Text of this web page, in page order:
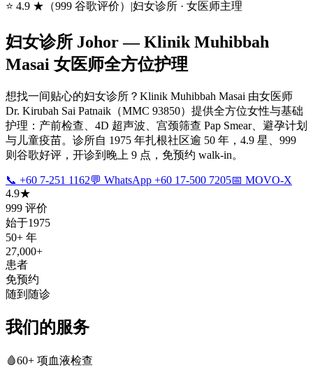
⭐ 4.9 ★（999 谷歌评价） |妇女诊所 · 女医师主理
妇女诊所 Johor — Klinik Muhibbah
Masai 女医师全方位护理
想找一间贴心的妇女诊所？Klinik Muhibbah Masai 由女医师
Dr. Kirubah Sai Patnaik（MMC 93850）提供全方位女性与基础
护理：产前检查、4D 超声波、宫颈筛查 Pap Smear、避孕计划
与儿童疫苗。诊所自 1975 年扎根社区逾 50 年，4.9 星、999
则谷歌好评，开诊到晚上 9 点，免预约 walk-in。
📞 +60 7-251 1162💬 WhatsApp +60 17-500 7205📅 MOVO-X
4.9★
999 评价
始于1975
50+ 年
27,000+
患者
免预约
随到随诊
我们的服务
🩸60+ 项血液检查